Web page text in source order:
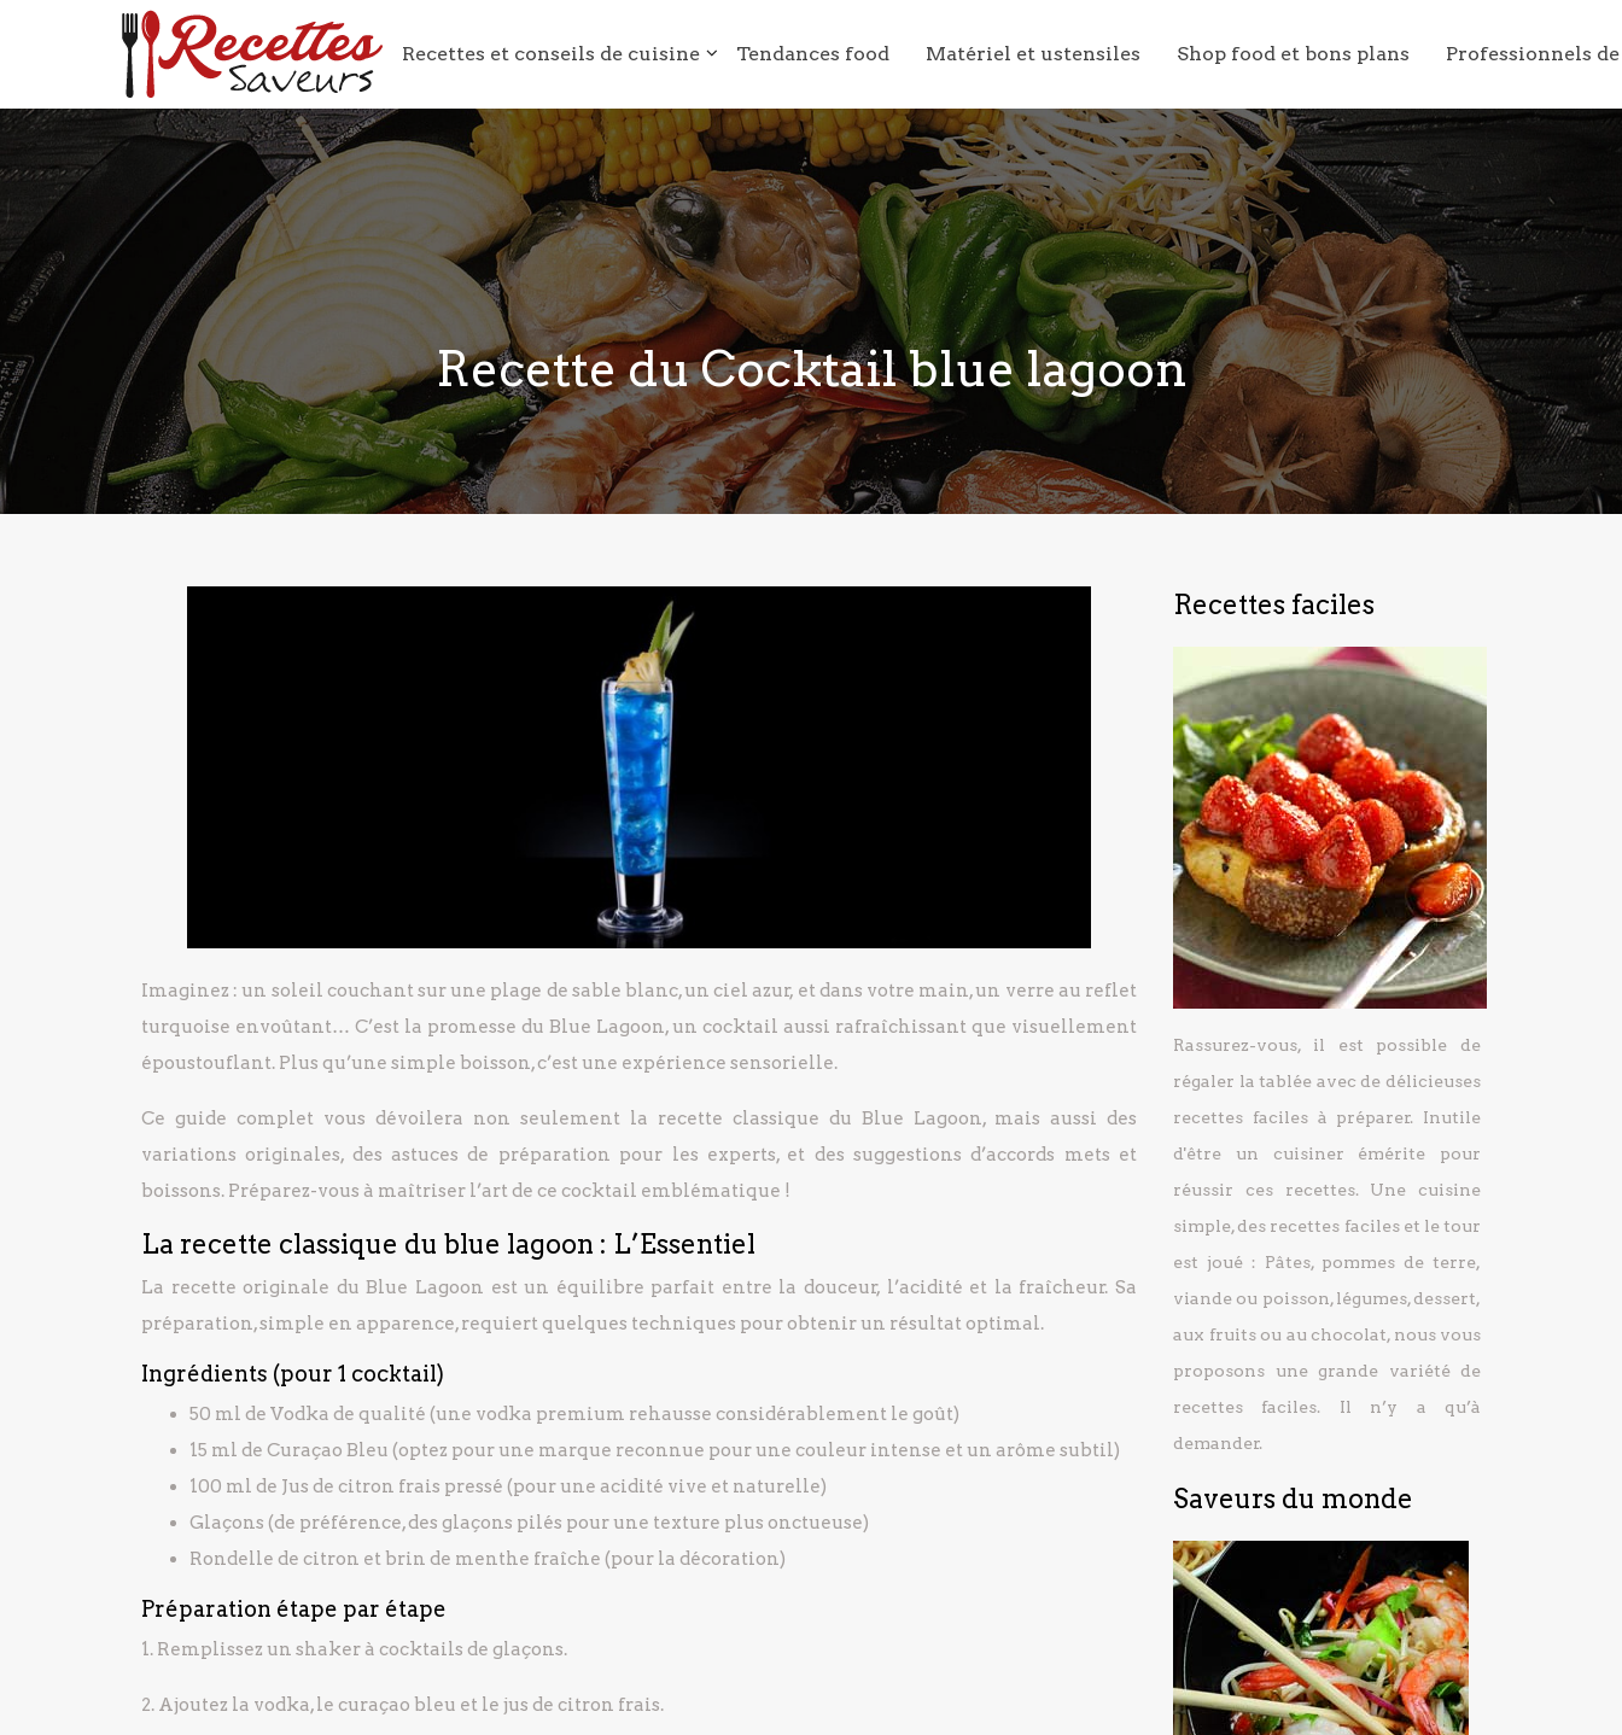
Recettes et conseils de cuisine Tendances food Matériel et ustensiles Shop food et bons plans Professionnels
Recette du Cocktail blue lagoon
Imaginez : un soleil couchant sur une plage de sable blanc, un ciel azur, et dans votre main, un verre au reflet
turquoise envoûtant… C’est la promesse du Blue Lagoon, un cocktail aussi rafraîchissant que visuellement
époustouflant. Plus qu’une simple boisson, c’est une expérience sensorielle.
Ce guide complet vous dévoilera non seulement la recette classique du Blue Lagoon, mais aussi des
variations originales, des astuces de préparation pour les experts, et des suggestions d’accords mets et
boissons. Préparez-vous à maîtriser l’art de ce cocktail emblématique !
La recette classique du blue lagoon : L’Essentiel
La recette originale du Blue Lagoon est un équilibre parfait entre la douceur, l’acidité et la fraîcheur. Sa
préparation, simple en apparence, requiert quelques techniques pour obtenir un résultat optimal.
Ingrédients (pour 1 cocktail)
50 ml de Vodka de qualité (une vodka premium rehausse considérablement le goût)
15 ml de Curaçao Bleu (optez pour une marque reconnue pour une couleur intense et un arôme subtil)
100 ml de Jus de citron frais pressé (pour une acidité vive et naturelle)
Glaçons (de préférence, des glaçons pilés pour une texture plus onctueuse)
Rondelle de citron et brin de menthe fraîche (pour la décoration)
Préparation étape par étape
1. Remplissez un shaker à cocktails de glaçons.
2. Ajoutez la vodka, le curaçao bleu et le jus de citron frais.
Recettes faciles
Rassurez-vous, il est possible de
régaler la tablée avec de délicieuses
recettes faciles à préparer. Inutile
d'être un cuisiner émérite pour
réussir ces recettes. Une cuisine
simple, des recettes faciles et le tour
est joué : Pâtes, pommes de terre,
viande ou poisson, légumes, dessert,
aux fruits ou au chocolat, nous vous
proposons une grande variété de
recettes faciles. Il n’y a qu’à
demander.
Saveurs du monde